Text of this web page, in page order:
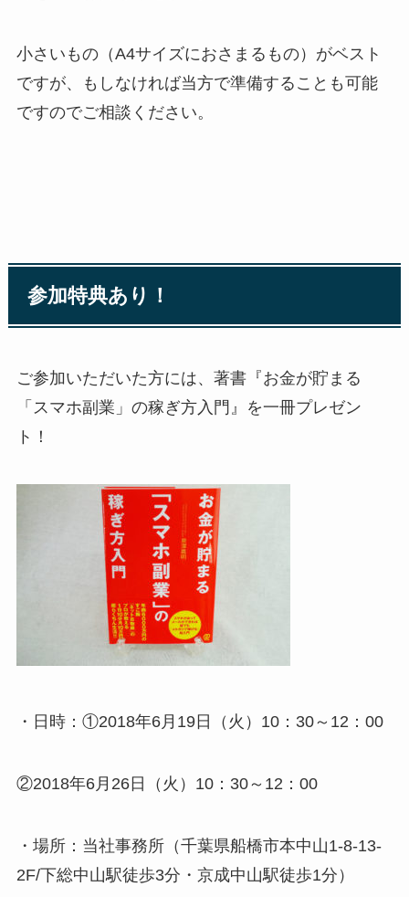
小さいもの（A4サイズにおさまるもの）がベスト
ですが、もしなければ当方で準備することも可能
ですのでご相談ください。
参加特典あり！
ご参加いただいた方には、著書『お金が貯まる
「スマホ副業」の稼ぎ方入門』を一冊プレゼン
ト！
・日時：①2018年6月19日（火）10：30～12：00
②2018年6月26日（火）10：30～12：00
・場所：当社事務所（千葉県船橋市本中山1-8-13-
2F/下総中山駅徒歩3分・京成中山駅徒歩1分）